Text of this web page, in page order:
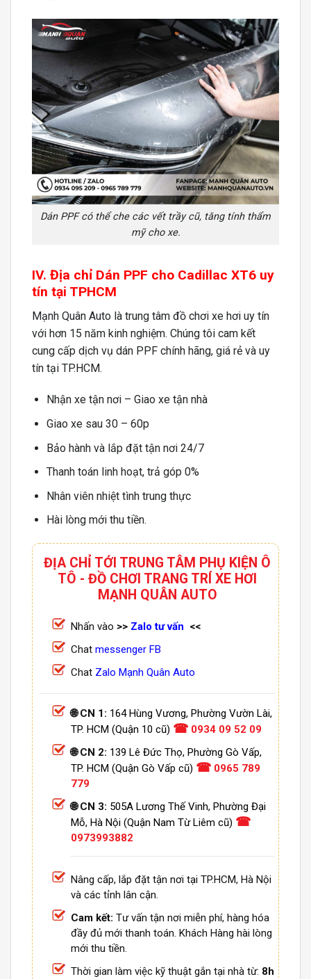
Dán PPF có thể che các vết trầy cũ, tăng tính thẩm
mỹ cho xe.
IV. Địa chỉ Dán PPF cho Cadillac XT6 uy
tín tại TPHCM
Mạnh Quân Auto là trung tâm đồ chơi xe hơi uy tín
với hơn 15 năm kinh nghiệm. Chúng tôi cam kết
cung cấp dịch vụ dán PPF chính hãng, giá rẻ và uy
tín tại TP.HCM.
Nhận xe tận nơi – Giao xe tận nhà
Giao xe sau 30 – 60p
Bảo hành và lắp đặt tận nơi 24/7
Thanh toán linh hoạt, trả góp 0%
Nhân viên nhiệt tình trung thực
Hài lòng mới thu tiền.
ĐỊA CHỈ TỚI TRUNG TÂM PHỤ KIỆN Ô
TÔ - ĐỒ CHƠI TRANG TRÍ XE HƠI
MẠNH QUÂN AUTO
Nhấn vào >> Zalo tư vấn <<
Chat messenger FB
Chat Zalo Mạnh Quân Auto
🌐 CN 1: 164 Hùng Vương, Phường Vườn Lài,
TP. HCM (Quận 10 cũ) ☎ 0934 09 52 09
🌐 CN 2: 139 Lê Đức Thọ, Phường Gò Vấp,
TP. HCM (Quận Gò Vấp cũ) ☎ 0965 789
779
🌐 CN 3: 505A Lương Thế Vinh, Phường Đại
Mỗ, Hà Nội (Quận Nam Từ Liêm cũ) ☎
0973993882
Nâng cấp, lắp đặt tận nơi tại TP.HCM, Hà Nội
và các tỉnh lân cận.
Cam kết: Tư vấn tận nơi miễn phí, hàng hóa
đầy đủ mới thanh toán. Khách Hàng hài lòng
mới thu tiền.
Thời gian làm việc kỹ thuật gắn tại nhà từ: 8h